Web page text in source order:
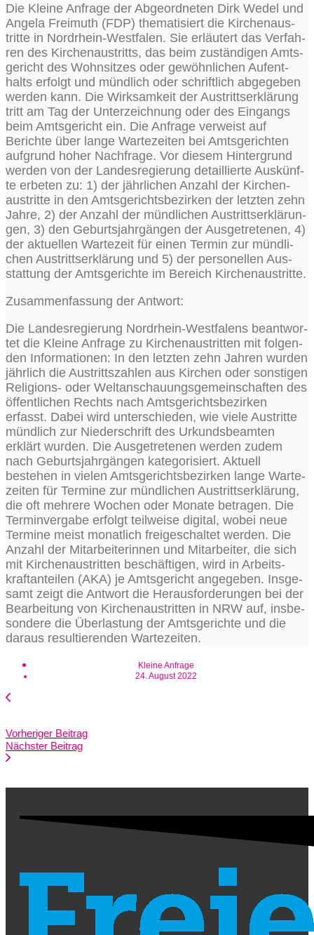
Die Klei­ne Anfra­ge der Abge­ord­ne­ten Dirk Wedel und
Ange­la Frei­muth (FDP) the­ma­ti­siert die Kir­chen­aus­
trit­te in Nord­rhein-West­fa­len. Sie erläu­tert das Ver­fah­
ren des Kir­chen­aus­tritts, das beim zustän­di­gen Amts­
ge­richt des Wohn­sit­zes oder gewöhn­li­chen Auf­ent­
halts erfolgt und münd­lich oder schrift­lich abge­ge­ben
wer­den kann. Die Wirk­sam­keit der Aus­tritts­er­klä­rung
tritt am Tag der Unter­zeich­nung oder des Ein­gangs
beim Amts­ge­richt ein. Die Anfra­ge ver­weist auf
Berich­te über lan­ge War­te­zei­ten bei Amts­ge­rich­ten
auf­grund hoher Nach­fra­ge. Vor die­sem Hin­ter­grund
wer­den von der Lan­des­re­gie­rung detail­lier­te Aus­künf­
te erbe­ten zu: 1) der jähr­li­chen Anzahl der Kir­chen­
aus­trit­te in den Amts­ge­richts­be­zir­ken der letz­ten zehn
Jah­re, 2) der Anzahl der münd­li­chen Aus­tritts­er­klä­run­
gen, 3) den Geburts­jahr­gän­gen der Aus­ge­tre­te­nen, 4)
der aktu­el­len War­te­zeit für einen Ter­min zur münd­li­
chen Aus­tritts­er­klä­rung und 5) der per­so­nel­len Aus­
stat­tung der Amts­ge­rich­te im Bereich Kirchenaustritte.
Zusam­men­fas­sung der Antwort:
Die Lan­des­re­gie­rung Nord­rhein-West­fa­lens beant­wor­
tet die Klei­ne Anfra­ge zu Kir­chen­aus­trit­ten mit fol­gen­
den Infor­ma­tio­nen: In den letz­ten zehn Jah­ren wur­den
jähr­lich die Aus­tritts­zah­len aus Kir­chen oder sons­ti­gen
Reli­gi­ons- oder Welt­an­schau­ungs­ge­mein­schaf­ten des
öffent­li­chen Rechts nach Amts­ge­richts­be­zir­ken
erfasst. Dabei wird unter­schie­den, wie vie­le Aus­trit­te
münd­lich zur Nie­der­schrift des Urkunds­be­am­ten
erklärt wur­den. Die Aus­ge­tre­te­nen wer­den zudem
nach Geburts­jahr­gän­gen kate­go­ri­siert. Aktu­ell
bestehen in vie­len Amts­ge­richts­be­zir­ken lan­ge War­te­
zei­ten für Ter­mi­ne zur münd­li­chen Aus­tritts­er­klä­rung,
die oft meh­re­re Wochen oder Mona­te betra­gen. Die
Ter­min­ver­ga­be erfolgt teil­wei­se digi­tal, wobei neue
Ter­mi­ne meist monat­lich frei­ge­schal­tet wer­den. Die
Anzahl der Mit­ar­bei­te­rin­nen und Mit­ar­bei­ter, die sich
mit Kir­chen­aus­trit­ten beschäf­ti­gen, wird in Arbeits­
kraft­an­tei­len (AKA) je Amts­ge­richt ange­ge­ben. Ins­ge­
samt zeigt die Ant­wort die Her­aus­for­de­run­gen bei der
Bear­bei­tung von Kir­chen­aus­trit­ten in NRW auf, ins­be­
son­de­re die Über­las­tung der Amts­ge­rich­te und die
dar­aus resul­tie­ren­den Wartezeiten.
Kleine Anfrage
24. August 2022
Vorheriger Beitrag
Nächster Beitrag